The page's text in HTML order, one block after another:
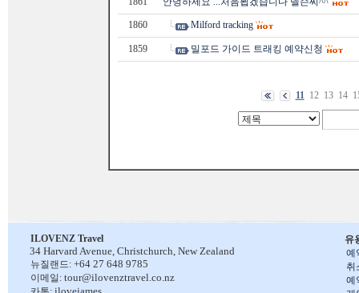
1860 Milford tracking
1859 밀포드 가이드 트래킹 예약신청
11 12 13 14
유
예
취
예
ILOVENZ Travel
34 Harvard Avenue, Christchurch, New Zealand
뉴질랜드: +64 27 648 9785
이메일: tour@ilovenztravel.co.nz